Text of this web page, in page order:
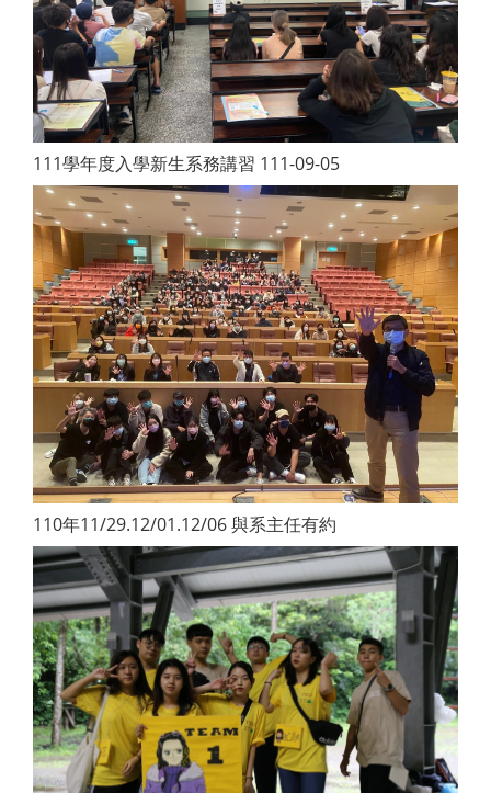
111學年度入學新生系務講習 111-09-05
110年11/29.12/01.12/06 與系主任有約